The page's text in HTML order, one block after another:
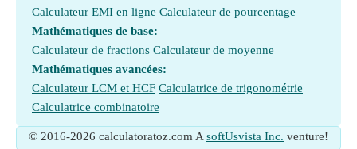
Calculateur EMI en ligne Calculateur de pourcentage
Mathématiques de base:
Calculateur de fractions Calculateur de moyenne
Mathématiques avancées:
Calculateur LCM et HCF Calculatrice de trigonométrie
Calculatrice combinatoire
© 2016-2026 calculatoratoz.com A softUsvista Inc. venture!